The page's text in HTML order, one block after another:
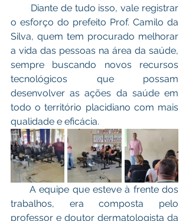
o esforço do prefeito Prof. Camilo da
Silva, quem tem procurado melhorar
a vida das pessoas na área da saúde,
sempre buscando novos recursos
tecnológicos que possam
desenvolver as ações da saúde em
todo o território placidiano com mais
qualidade e eficácia.
trabalhos, era composta pelo
professor e doutor dermatologista da